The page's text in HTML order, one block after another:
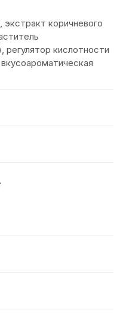
экстракт коричневого
кислотности